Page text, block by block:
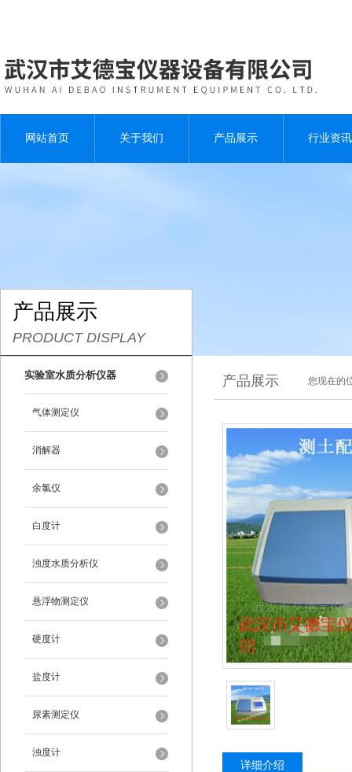
网站首页 关于我们 产品展示 行业资讯
产品展示
PRODUCT DISPLAY
实验室水质分析仪器
气体测定仪
消解器
余氯仪
白度计
浊度水质分析仪
悬浮物测定仪
硬度计
盐度计
尿素测定仪
浊度计
产品展示 您现在的
详细介绍